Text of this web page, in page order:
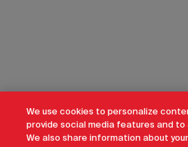
We use cookies to personalize
provide social media features and
We also share information about